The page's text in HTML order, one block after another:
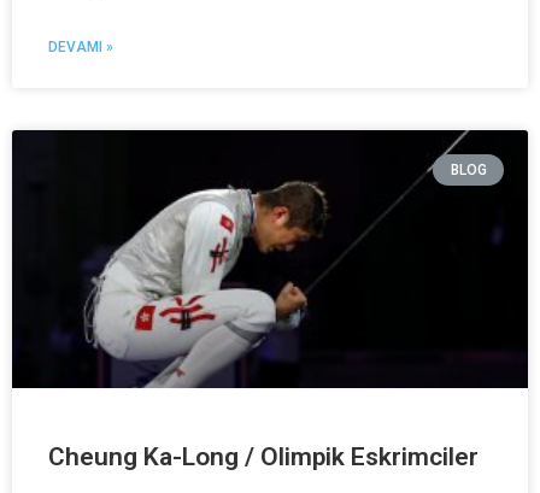
DEVAMI »
BLOG
Cheung Ka-Long / Olimpik Eskrimciler